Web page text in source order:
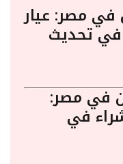
في مصر: عيار
للشراء في تحديث
في مصر:
6745 للشراء في